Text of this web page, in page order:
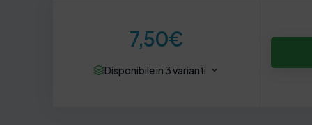
7,50€
Disponibile in 3 varianti